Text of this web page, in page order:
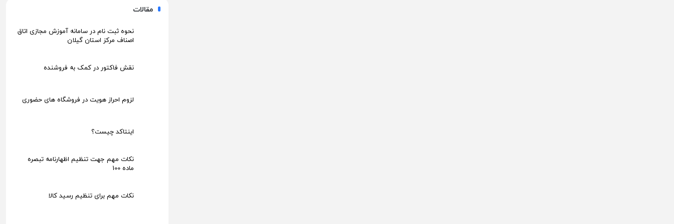
مقالات
نحوه ثبت نام در سامانه آموزش مجازی اتاق
اصناف مرکز استان گیلان
نقش فاکتور در کمک به فروشنده
لزوم احراز هویت در فروشگاه های حضوری
اینتاکد چیست؟
نکات مهم جهت تنظیم اظهارنامه تبصره
ماده 100
نکات مهم برای تنظیم رسید کالا